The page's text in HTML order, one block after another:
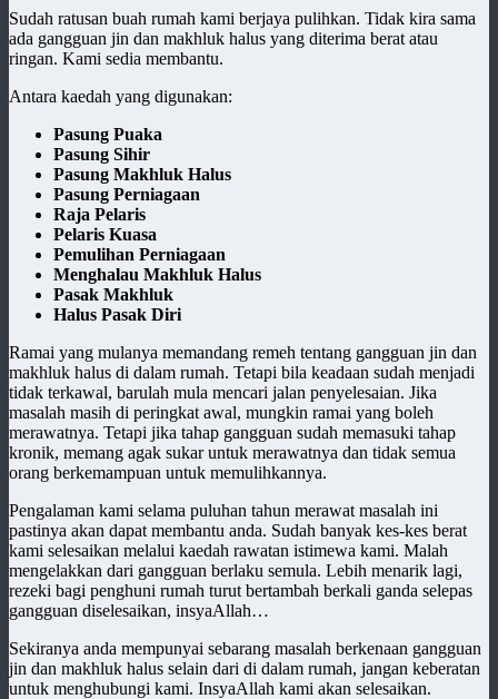
Sudah ratusan buah rumah kami berjaya pulihkan. Tidak kira sama
ada gangguan jin dan makhluk halus yang diterima berat atau
ringan. Kami sedia membantu.
Antara kaedah yang digunakan:
Pasung Puaka
Pasung Sihir
Pasung Makhluk Halus
Pasung Perniagaan
Raja Pelaris
Pelaris Kuasa
Pemulihan Perniagaan
Menghalau Makhluk Halus
Pasak Makhluk
Halus Pasak Diri
Ramai yang mulanya memandang remeh tentang gangguan jin dan
makhluk halus di dalam rumah. Tetapi bila keadaan sudah menjadi
tidak terkawal, barulah mula mencari jalan penyelesaian. Jika
masalah masih di peringkat awal, mungkin ramai yang boleh
merawatnya. Tetapi jika tahap gangguan sudah memasuki tahap
kronik, memang agak sukar untuk merawatnya dan tidak semua
orang berkemampuan untuk memulihkannya.
Pengalaman kami selama puluhan tahun merawat masalah ini
pastinya akan dapat membantu anda. Sudah banyak kes-kes berat
kami selesaikan melalui kaedah rawatan istimewa kami. Malah
mengelakkan dari gangguan berlaku semula. Lebih menarik lagi,
rezeki bagi penghuni rumah turut bertambah berkali ganda selepas
gangguan diselesaikan, insyaAllah…
Sekiranya anda mempunyai sebarang masalah berkenaan gangguan
jin dan makhluk halus selain dari di dalam rumah, jangan keberatan
untuk menghubungi kami. InsyaAllah kami akan selesaikan.